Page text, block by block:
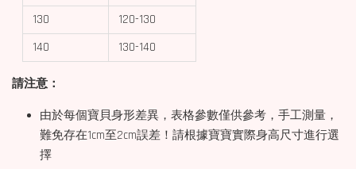
130
120-130
140
130-140
請注意：
由於每個寶貝身形差異，表格參數僅供參考，手工測量，
難免存在1cm至2cm誤差！請根據寶寶實際身高尺寸進行選
擇